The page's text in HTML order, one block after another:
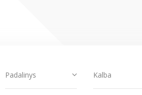
Padalinys Kalba